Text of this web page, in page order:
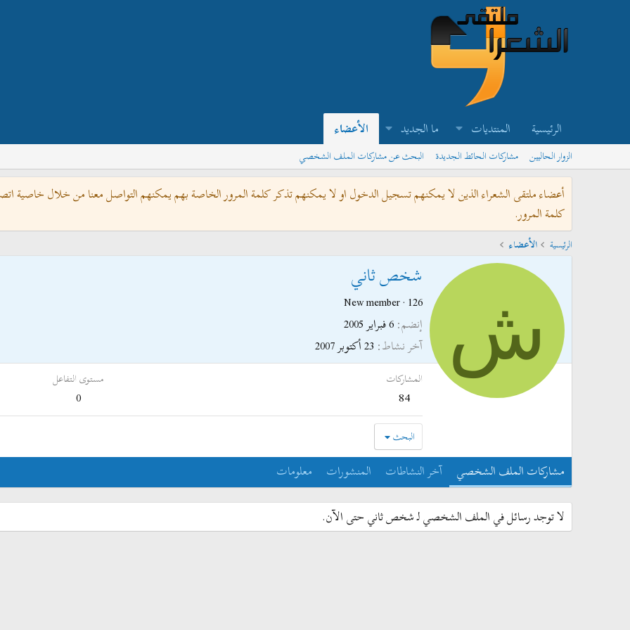
الرئيسية المنتديات ما الجديد الأعضاء
الزوار الحاليين مشاركات الحائط الجديدة البحث عن مشاركات الملف الشخصي
أعضاء ملتقى الشعراء الذين لا يمكنهم تسجيل الدخول او لا يمكنهم تذكر كلمة المرور الخاصة بهم يمكنهم التواصل معنا من خلال خاصية
كلمة المرور.
الرئيسية الأعضاء
ش
شخص ثاني
New member·126
إنضم 6 فبراير 2005
آخر نشاط 23 أكتوبر 2007
المشاركات
84
مستوى التفاعل
0
البحث
مشاركات الملف الشخصي آخر النشاطات المنشورات معلومات
لا توجد رسائل في الملف الشخصي لـ شخص ثاني حتى الآن.